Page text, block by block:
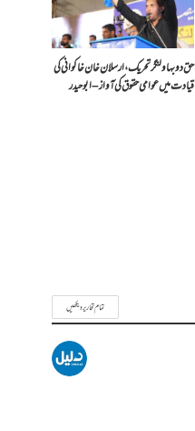
حق دو بہاولنگر تحریک، ارسلان خان خاکوانی کی
قیادت میں عوامی حقوق کی آواز – ابو حیدر
تمام تحاریر دیکھیں